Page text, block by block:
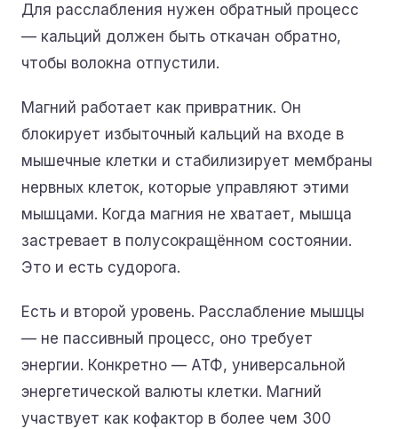
Для расслабления нужен обратный процесс
— кальций должен быть откачан обратно,
чтобы волокна отпустили.
Магний работает как привратник. Он
блокирует избыточный кальций на входе в
мышечные клетки и стабилизирует мембраны
нервных клеток, которые управляют этими
мышцами. Когда магния не хватает, мышца
застревает в полусокращённом состоянии.
Это и есть судорога.
Есть и второй уровень. Расслабление мышцы
— не пассивный процесс, оно требует
энергии. Конкретно — АТФ, универсальной
энергетической валюты клетки. Магний
участвует как кофактор в более чем 300